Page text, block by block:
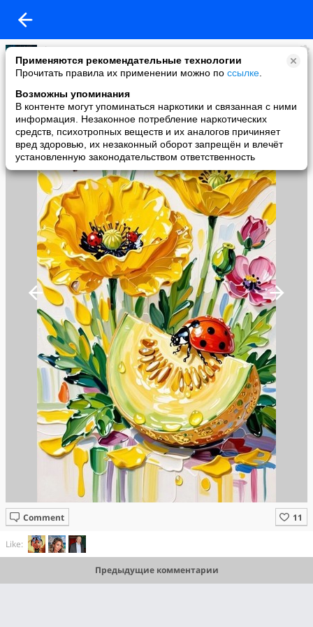
Применяются рекомендательные технологии
Прочитать правила их применении можно по ссылке
Возможны упоминания
В контенте могут упоминаться наркотики и связанная с ними
информация. Незаконное потребление наркотических
средств, психотропных веществ и их аналогов причиняет
вред здоровью, их незаконный оборот запрещён и влечёт
установленную законодательством ответственность
♕Доми Медуза
added a photo
05 Jun в 09:09
Comment
Like:
Предыдущие комментарии